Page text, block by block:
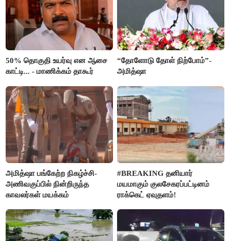
50% தொகுதி உயர்வு என ஆசை
காட்டி... - மாணிக்கம் தாகூர்
“தோளோடு தோள் நிற்போம்”-
அமித்ஷா
அமித்ஷா பங்கேற்ற நிகழ்ச்சி-
அணிவகுப்பில் நின்றிருந்த
காவலர்கள் மயக்கம்
#BREAKING தனியார்
மயமாகும் குலசேகரப்பட்டினம்
ராக்கெட் ஏவுதளம்!